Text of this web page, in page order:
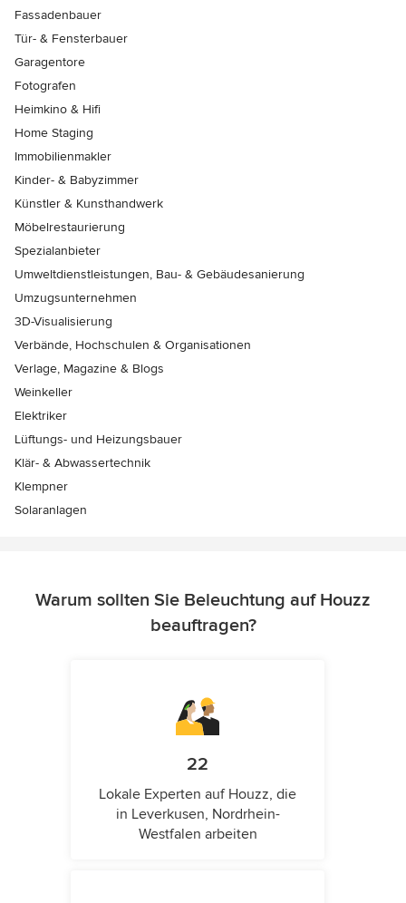
Fassadenbauer
Tür- & Fensterbauer
Garagentore
Fotografen
Heimkino & Hifi
Home Staging
Immobilienmakler
Kinder- & Babyzimmer
Künstler & Kunsthandwerk
Möbelrestaurierung
Spezialanbieter
Umweltdienstleistungen, Bau- & Gebäudesanierung
Umzugsunternehmen
3D-Visualisierung
Verbände, Hochschulen & Organisationen
Verlage, Magazine & Blogs
Weinkeller
Elektriker
Lüftungs- und Heizungsbauer
Klär- & Abwassertechnik
Klempner
Solaranlagen
Warum sollten Sie Beleuchtung auf Houzz
beauftragen?
22
Lokale Experten auf Houzz, die
in Leverkusen, Nordrhein-
Westfalen arbeiten